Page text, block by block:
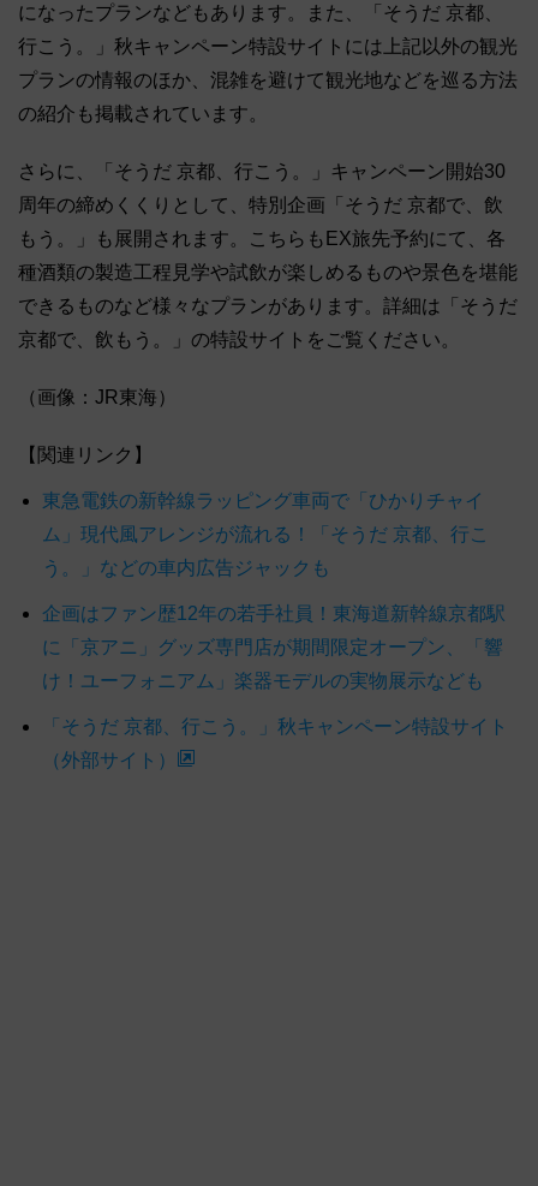
になったプランなどもあります。また、「そうだ 京都、
行こう。」秋キャンペーン特設サイトには上記以外の観光
プランの情報のほか、混雑を避けて観光地などを巡る方法
の紹介も掲載されています。
さらに、「そうだ 京都、行こう。」キャンペーン開始30
周年の締めくくりとして、特別企画「そうだ 京都で、飲
もう。」も展開されます。こちらもEX旅先予約にて、各
種酒類の製造工程見学や試飲が楽しめるものや景色を堪能
できるものなど様々なプランがあります。詳細は「そうだ
京都で、飲もう。」の特設サイトをご覧ください。
（画像：JR東海）
【関連リンク】
東急電鉄の新幹線ラッピング車両で「ひかりチャイ
ム」現代風アレンジが流れる！「そうだ 京都、行こ
う。」などの車内広告ジャックも
企画はファン歴12年の若手社員！東海道新幹線京都駅
に「京アニ」グッズ専門店が期間限定オープン、「響
け！ユーフォニアム」楽器モデルの実物展示なども
「そうだ 京都、行こう。」秋キャンペーン特設サイト
（外部サイト）